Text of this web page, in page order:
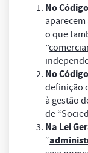
No
aparecem
o que
”
No
definição
à gestão
de
Na Lei
“